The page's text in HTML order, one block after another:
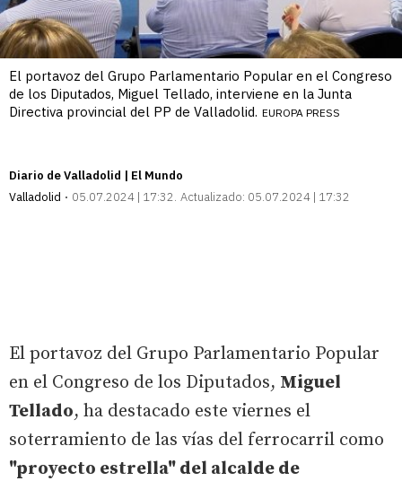
El portavoz del Grupo Parlamentario Popular en el Congreso
de los Diputados, Miguel Tellado, interviene en la Junta
Directiva provincial del PP de Valladolid. EUROPA PRESS
Diario de Valladolid | El Mundo
Valladolid
05.07.2024 | 17:32 Actualizado: 05.07.2024 | 17:32
El portavoz del Grupo Parlamentario Popular
en el Congreso de los Diputados, Miguel
Tellado, ha destacado este viernes el
soterramiento de las vías del ferrocarril como
"proyecto estrella" del alcalde de